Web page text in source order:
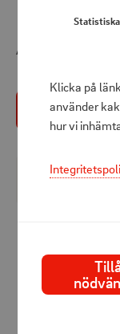
Statistiska
Klicka på
använder
hur vi
Att betala
lumen i varmt
trädgården
ljusen